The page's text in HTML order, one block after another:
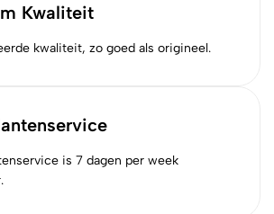
Kwaliteit
kwaliteit, zo goed als origineel.
is 7 dagen per week